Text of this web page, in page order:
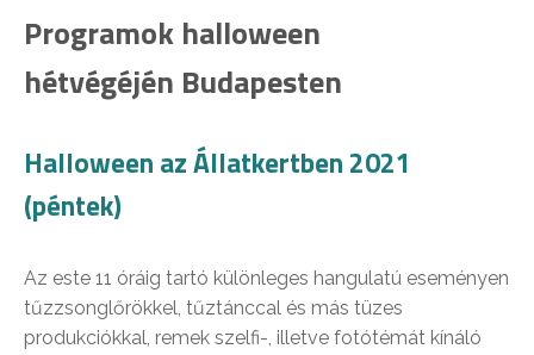
Programok halloween
hétvégéjén Budapesten
Halloween az Állatkertben 2021
(péntek)
Az este 11 óráig tartó különleges hangulatú eseményen
tűzzsonglőrökkel, tűztánccal és más tüzes
produkciókkal, remek szelfi-, illetve fotótémát kínáló